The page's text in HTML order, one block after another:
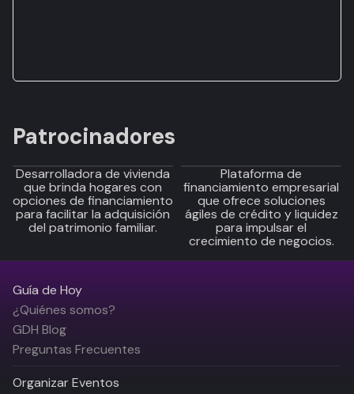
Patrocinadores
Desarrolladora de vivienda
que brinda hogares con
opciones de financiamiento
para facilitar la adquisición
del patrimonio familiar.
Plataforma de
financiamiento empresarial
que ofrece soluciones
ágiles de crédito y liquidez
para impulsar el
crecimiento de negocios.
Guía de Hoy
¿Quiénes somos?
GDH Blog
Preguntas Frecuentes
Organizar Eventos